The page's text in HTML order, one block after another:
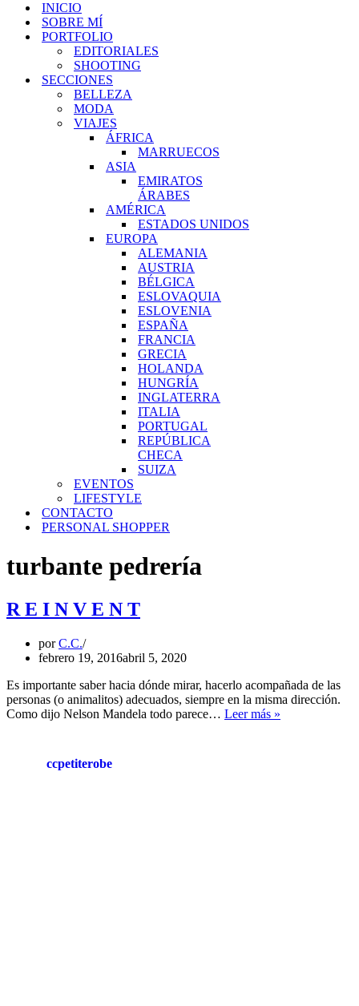
navegación
INICIO
SOBRE MÍ
PORTFOLIO
EDITORIALES
SHOOTING
SECCIONES
BELLEZA
MODA
VIAJES
ÁFRICA
MARRUECOS
ASIA
EMIRATOS
ÁRABES
AMÉRICA
ESTADOS UNIDOS
EUROPA
ALEMANIA
AUSTRIA
BÉLGICA
ESLOVAQUIA
ESLOVENIA
ESPAÑA
FRANCIA
GRECIA
HOLANDA
HUNGRÍA
INGLATERRA
ITALIA
PORTUGAL
REPÚBLICA
CHECA
SUIZA
EVENTOS
LIFESTYLE
CONTACTO
PERSONAL SHOPPER
turbante pedrería
R E I N V E N T
porC.C.
febrero 19, 2016abril 5, 2020
Es importante saber hacia dónde mirar, hacerlo acompañada de las
personas (o animalitos) adecuados, siempre en la misma dirección.
Como dijo Nelson Mandela todo parece… Leer más »
ccpetiterobe